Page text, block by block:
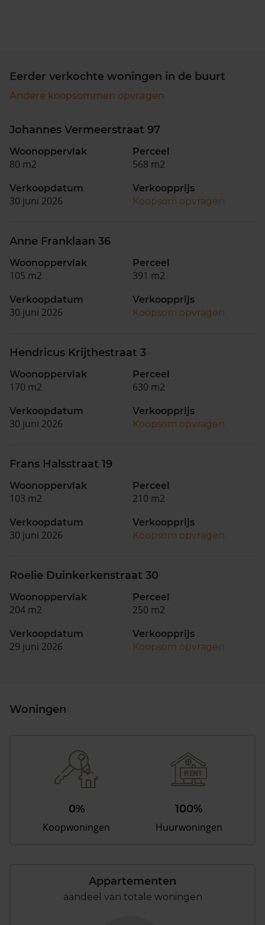
Eerder verkochte woningen in de buurt
Andere koopsommen opvragen
Johannes Vermeerstraat 97
Woonoppervlak
80 m2
Perceel
568 m2
Verkoopdatum
30 juni 2026
Verkoopprijs
Koopsom opvragen
Anne Franklaan 36
Woonoppervlak
105 m2
Perceel
391 m2
Verkoopdatum
30 juni 2026
Verkoopprijs
Koopsom opvragen
Hendricus Krijthestraat 3
Woonoppervlak
170 m2
Perceel
630 m2
Verkoopdatum
30 juni 2026
Verkoopprijs
Koopsom opvragen
Frans Halsstraat 19
Woonoppervlak
103 m2
Perceel
210 m2
Verkoopdatum
30 juni 2026
Verkoopprijs
Koopsom opvragen
Roelie Duinkerkenstraat 30
Woonoppervlak
204 m2
Perceel
250 m2
Verkoopdatum
29 juni 2026
Verkoopprijs
Koopsom opvragen
Woningen
0%
Koopwoningen
100%
Huurwoningen
Appartementen
aandeel van totale woningen